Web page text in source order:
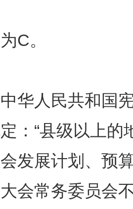
C。
华人民共和国
：“县级以上
发展计划、预
会常务委员会